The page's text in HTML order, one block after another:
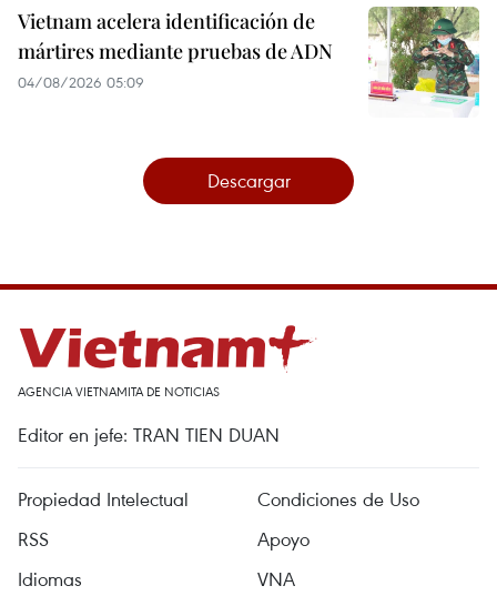
Vietnam acelera identificación de
mártires mediante pruebas de ADN
04/08/2026 05:09
Descargar
AGENCIA VIETNAMITA DE NOTICIAS
Editor en jefe: TRAN TIEN DUAN
Propiedad Intelectual
Condiciones de Uso
RSS
Apoyo
Idiomas
VNA